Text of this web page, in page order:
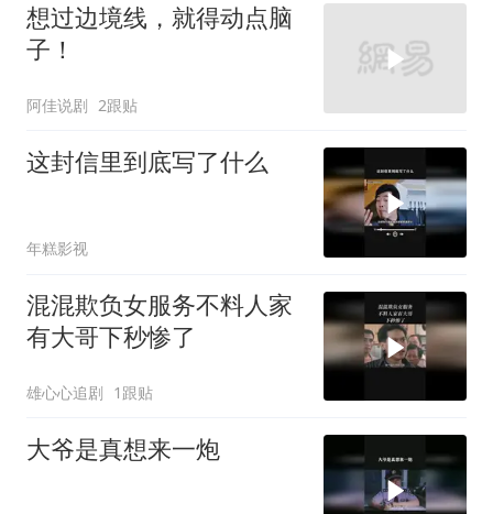
想过边境线，就得动点脑
子！
阿佳说剧 2跟贴
这封信里到底写了什么
年糕影视
混混欺负女服务不料人家
有大哥下秒惨了
雄心心追剧 1跟贴
大爷是真想来一炮